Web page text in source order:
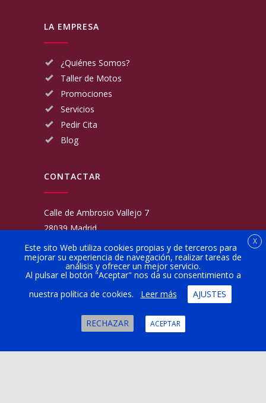
LA EMPRESA
¿Quiénes Somos?
Taller de Motos
Promociones
Servicios
Pedir Cita
Blog
CONTACTAR
Calle de Ambrosio Vallejo 7
28039 Madrid
Fijo:
913 117 462
Movil:
676 566 970
administracion@talleresgarciamartinezehijos.com
Lun a Vier:
9:00 a 14:00
16:00 a 20:00
X
Este sito Web utiliza cookies propias y de terceros para
mejorar su experiencia de navegación, realizar tareas de
análisis y ofrecer un mejor servicio.
Al pulsar el botón "Aceptar" nos da su consentimiento a
nuestra política de cookies.
Leer más AJUSTES
RECHAZAR ACEPTAR